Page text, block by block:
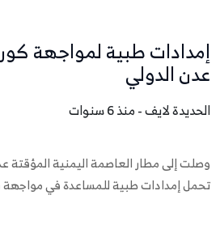
إمدادات طبية لمواجهة
عدن الدولي
الحديدة لايف - منذ 6 سنوات
وصلت إلى مطار العاصمة اليمنية المؤقتة
تحمل إمدادات طبية للمساعدة في